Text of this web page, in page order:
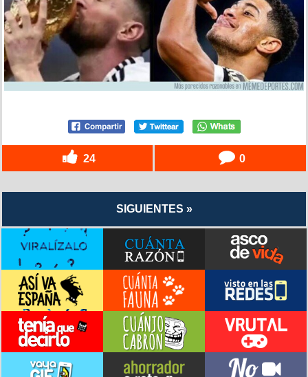
24 0
SIGUIENTES »